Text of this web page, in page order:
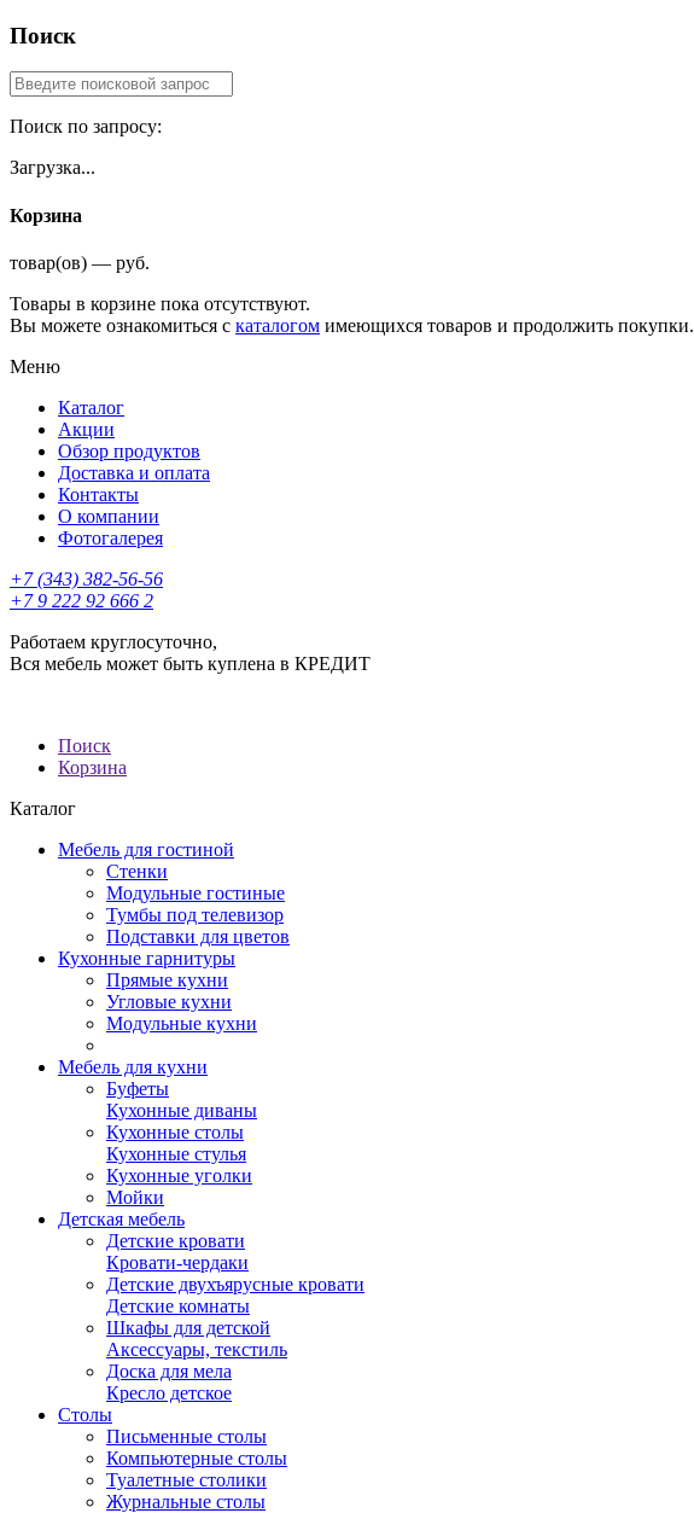
Поиск
Поиск по запросу:
Загрузка...
Корзина
товар(ов) — руб.
Товары в корзине пока отсутствуют.
Вы можете ознакомиться с каталогом имеющихся товаров и продолжить покупки.
Меню
Каталог
Акции
Обзор продуктов
Доставка и оплата
Контакты
О компании
Фотогалерея
+7 (343) 382-56-56
+7 9 222 92 666 2
Работаем круглосуточно,
Вся мебель может быть куплена в КРЕДИТ
Поиск
Корзина
Каталог
Мебель для гостиной
Стенки
Модульные гостиные
Тумбы под телевизор
Подставки для цветов
Кухонные гарнитуры
Прямые кухни
Угловые кухни
Модульные кухни
Мебель для кухни
Буфеты
Кухонные диваны
Кухонные столы
Кухонные стулья
Кухонные уголки
Мойки
Детская мебель
Детские кровати
Кровати-чердаки
Детские двухъярусные кровати
Детские комнаты
Шкафы для детской
Аксессуары, текстиль
Доска для мела
Кресло детское
Столы
Письменные столы
Компьютерные столы
Туалетные столики
Журнальные столы